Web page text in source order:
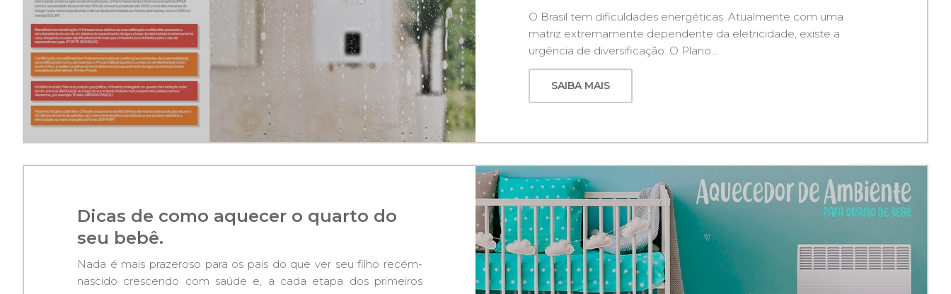
O Brasil tem dificuldades energéticas. Atualmente com uma
matriz extremamente dependente da eletricidade, existe a
urgência de diversificação. O Plano...
SAIBA MAIS
Dicas de como aquecer o quarto do
seu bebê.
Nada é mais prazeroso para os pais do que ver seu filho recém-
nascido crescendo com saúde e, a cada etapa dos primeiros